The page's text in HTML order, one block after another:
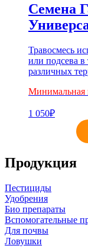
Семена
Травосмесь
или подсева в
различных
Минимальная
1 050₽
Продукция
Пестициды
Удобрения
Био препараты
Вспомогательные
Для почвы
Ловушки